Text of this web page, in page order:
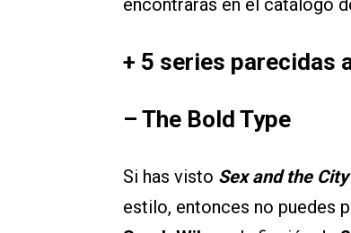
encontrarás en el catálogo
+ 5 series parecidas
– The Bold Type
Si has visto Sex and the City
estilo, entonces no puedes